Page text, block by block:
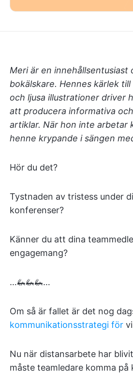
Meri är en innehållsentusiast
bokälskare. Hennes kärlek
och ljusa illustrationer driver
att producera informativa
artiklar. När hon inte arbetar
henne krypande i sängen
Hör du det?
Tystnaden av tristess under
konferenser?
Känner du att dina
engagemang?
…🦗🦗🦗…
Om så är fallet är det nog
kommunikationsstrategi för
Nu när distansarbete har
måste teamledare komma på